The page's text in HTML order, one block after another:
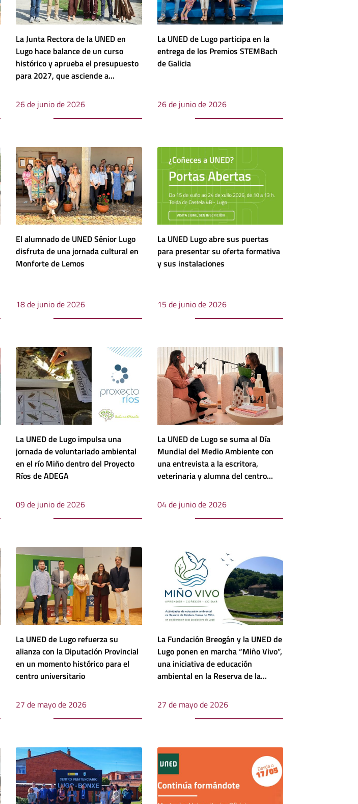
La Junta Rectora de la UNED en
Lugo hace balance de un curso
histórico y aprueba el presupuesto
para 2027, que asciende a
26 de junio de 2026
La UNED de Lugo participa en la
entrega de los Premios STEMBach
de Galicia
26 de junio de 2026
El alumnado de UNED Sénior Lugo
disfruta de una jornada cultural en
Monforte de Lemos
18 de junio de 2026
La UNED Lugo abre sus puertas
para presentar su oferta formativa
y sus instalaciones
15 de junio de 2026
La UNED de Lugo impulsa una
jornada de voluntariado ambiental
en el río Miño dentro del Proyecto
Ríos de ADEGA
09 de junio de 2026
La UNED de Lugo se suma al Día
Mundial del Medio Ambiente con
una entrevista a la escritora,
veterinaria y alumna del centro
04 de junio de 2026
La UNED de Lugo refuerza su
alianza con la Diputación Provincial
en un momento histórico para el
centro universitario
27 de mayo de 2026
La Fundación Breogán y la UNED de
Lugo ponen en marcha “Miño Vivo”,
una iniciativa de educación
ambiental en la Reserva de la
27 de mayo de 2026